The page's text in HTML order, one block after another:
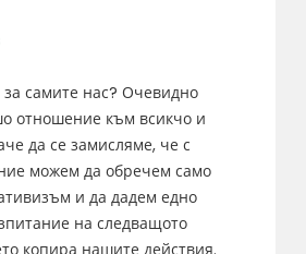
самите нас? Очевидно
отношение към всикчо и
да се замисляме, че с
можем да обречем само
и да дадем едно
на следващото
копира нашите действия.